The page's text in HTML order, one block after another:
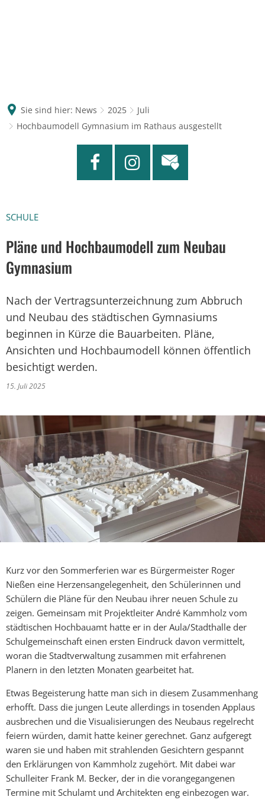
Sie sind hier: News 2025
Juli
Hochbaumodell Gymnasium im Rathaus ausgestellt
SCHULE
Pläne und Hochbaumodell zum Neubau
Gymnasium
Nach der Vertragsunterzeichnung zum Abbruch
und Neubau des städtischen Gymnasiums
beginnen in Kürze die Bauarbeiten. Pläne,
Ansichten und Hochbaumodell können öffentlich
besichtigt werden.
15. Juli 2025
Kurz vor den Sommerferien war es Bürgermeister Roger
Nießen eine Herzensangelegenheit, den Schülerinnen und
Schülern die Pläne für den Neubau ihrer neuen Schule zu
zeigen. Gemeinsam mit Projektleiter André Kammholz vom
städtischen Hochbauamt hatte er in der Aula/Stadthalle der
Schulgemeinschaft einen ersten Eindruck davon vermittelt,
woran die Stadtverwaltung zusammen mit erfahrenen
Planern in den letzten Monaten gearbeitet hat.
Etwas Begeisterung hatte man sich in diesem Zusammenhang
erhofft. Dass die jungen Leute allerdings in tosenden Applaus
ausbrechen und die Visualisierungen des Neubaus regelrecht
feiern würden, damit hatte keiner gerechnet. Ganz aufgeregt
waren sie und haben mit strahlenden Gesichtern gespannt
den Erklärungen von Kammholz zugehört. Mit dabei war
Schulleiter Frank M. Becker, der in die vorangegangenen
Termine mit Schulamt und Architekten eng einbezogen war.